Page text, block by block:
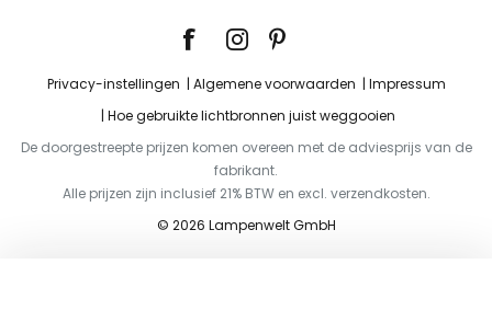
Privacy-instellingen Algemene voorwaarden
Impressum
Hoe gebruikte lichtbronnen juist weggooien
De doorgestreepte prijzen komen overeen met de adviesprijs van de
fabrikant.
Alle prijzen zijn inclusief 21% BTW en excl. verzendkosten.
© 2026 Lampenwelt GmbH